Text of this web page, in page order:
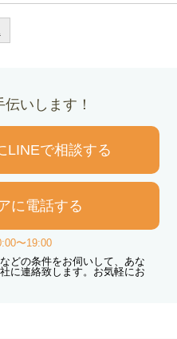
いします！
LINEで相談する
に電話する
〜19:00
どの条件をお伺いして、あな
に連絡致します。お気軽にお